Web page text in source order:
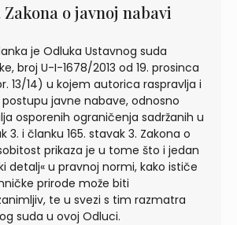
Zakona o javnoj nabavi
je Odluka Ustavnog suda
broj U-I-1678/2013 od 19. prosinca
13/14) u kojem autorica raspravlja i
javne nabave, odnosno
osporenih ograničenja sadržanih u
3. i članku 165. stavak 3. Zakona o
prikaza je u tome što i jedan
detalj« u pravnoj normi, kako ističe
prirode može biti
te u svezi s tim razmatra
suda u ovoj Odluci.